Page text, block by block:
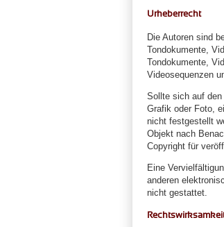
Urheberrecht
Die Autoren sind
Tondokumente,
Tondokumente,
Videosequenzen
Sollte sich auf
Grafik oder Foto,
nicht festgestellt
Objekt nach
Copyright für
Eine
anderen
nicht gestattet.